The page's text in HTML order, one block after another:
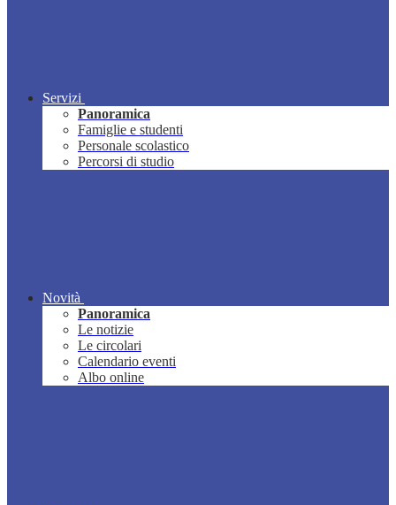
Servizi
Panoramica
Famiglie e studenti
Personale scolastico
Percorsi di studio
Novità
Panoramica
Le notizie
Le circolari
Calendario eventi
Albo online